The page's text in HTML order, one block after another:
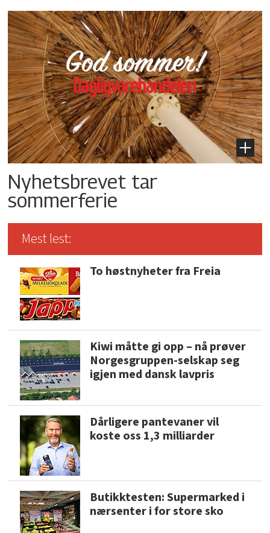
Nyhetsbrevet tar
sommerferie
Mest lest:
To høstnyheter fra Freia
Kiwi måtte gi opp – nå prøver
Norgesgruppen-selskap seg
igjen med dansk lavpris
Dårligere pantevaner vil
koste oss 1,3 milliarder
Butikktesten: Supermarked i
nærsenter i for store sko